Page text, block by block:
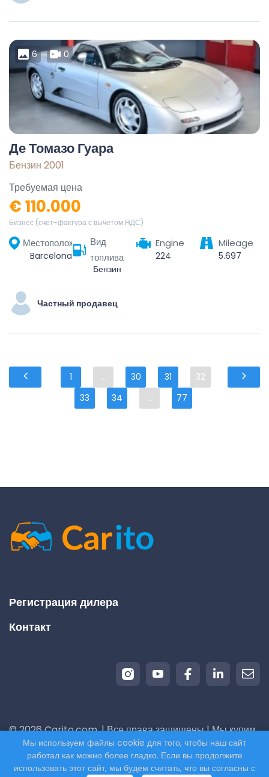
6 0
Де Томазо Гуара
Бензин 2001
Требуемая цена
€ 110.000
Бизнес (счет-фактура с вычетом НДС)
Местоположение
Barcelona, Barcelonès, Barcelona, Catalonia, Spain
Вид
топлива
Бензин
Engine
224
Mileage
5.697
Частный продавец
1 ... 30 31
32
33
34 ... 77
Регистрация дилера
Контакт
© 2026 Carito.com. | Все права защищены | Мы купим
ваш автомобиль по лучшей цене! | Powered by
CodiCo.io
Мы используем файлы cookie для того, чтобы наш сайт
работал как можно более гладко. Если вы продолжите
использовать этот сайт, мы будем считать, что вы согласны с